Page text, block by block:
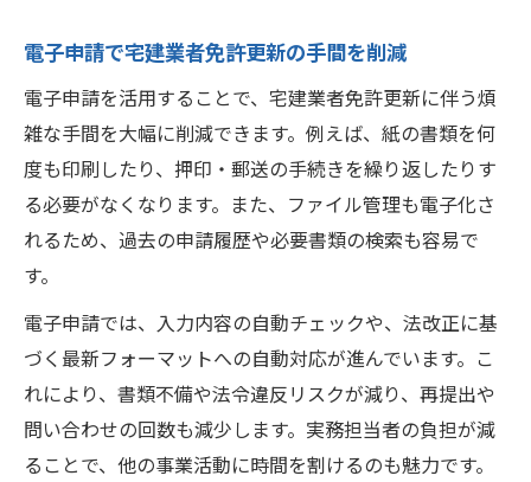
電子申請で宅建業者免許更新の手間を削減
電子申請を活用することで、宅建業者免許更新に伴う煩
雑な手間を大幅に削減できます。例えば、紙の書類を何
度も印刷したり、押印・郵送の手続きを繰り返したりす
る必要がなくなります。また、ファイル管理も電子化さ
れるため、過去の申請履歴や必要書類の検索も容易で
す。
電子申請では、入力内容の自動チェックや、法改正に基
づく最新フォーマットへの自動対応が進んでいます。こ
れにより、書類不備や法令違反リスクが減り、再提出や
問い合わせの回数も減少します。実務担当者の負担が減
ることで、他の事業活動に時間を割けるのも魅力です。